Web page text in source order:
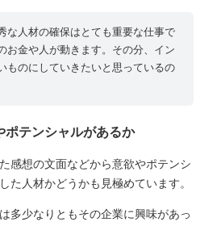
な人材の確保はとても重要な仕事で
お金や人が動きます。その分、イン
ものにしていきたいと思っているの
テンシャルがあるか
感想の文面などから意欲やポテンシ
た人材かどうかも見極めています。
多少なりともその企業に興味があっ